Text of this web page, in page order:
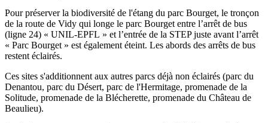
Pour préserver la biodiversité de l'étang du parc Bourget, le tronçon
de la route de Vidy qui longe le parc Bourget entre l’arrêt de bus
(ligne 24) « UNIL-EPFL » et l’entrée de la STEP juste avant l’arrêt
« Parc Bourget » est également éteint. Les abords des arrêts de bus
restent éclairés.
Ces sites s'additionnent aux autres parcs déjà non éclairés (parc du
Denantou, parc du Désert, parc de l'Hermitage, promenade de la
Solitude, promenade de la Blécherette, promenade du Château de
Beaulieu).